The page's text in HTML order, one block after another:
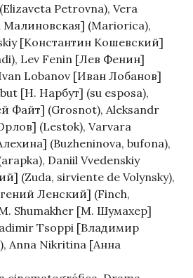
Petrovna), Vera
Малиновская] (Mariorica),
[Константин Кошевский]
Lev Fenin [Лев Фенин]
Lobanov [Иван Лобанов]
[Н. Нарбут] (su esposa),
Файт] (Grosnot), Aleksandr
(Lestok), Varvara
(Buzheninova, bufona),
Daniil Vvedenskiy
(Zuda, sirviente de Volynsky),
Ленский] (Finch,
Shumakher [М. Шумахер]
Tsoppi [Владимир
Anna Nikritina [Анна